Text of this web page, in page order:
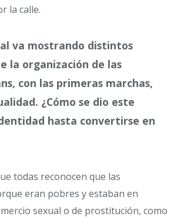
la calle.
va mostrando distintos
la organización de las
con las primeras marchas,
¿Cómo se dio este
hasta convertirse en
todas reconocen que las
eran pobres y estaban en
sexual o de prostitución, como